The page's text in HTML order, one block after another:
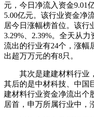
元，今日净流入资金9.01
5.00亿元。该行业资金净
居今日涨幅榜首位。该行
3.29%、2.39%。全天从
流出的行业有24个，涨幅
出超万万元的有8只。
其次是建建材料行业，
其后的是中材科技、中国
建材料行业资金净流出个
居首，申万所属行业中，